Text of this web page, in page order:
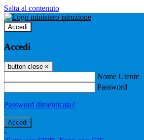
Salta al contenuto
Accedi
Accedi
button close ×
Nome Utente
Password
Password dimenticata?
-